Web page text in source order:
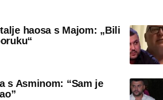
haosa s Majom: „Bili
s Asminom: “Sam je